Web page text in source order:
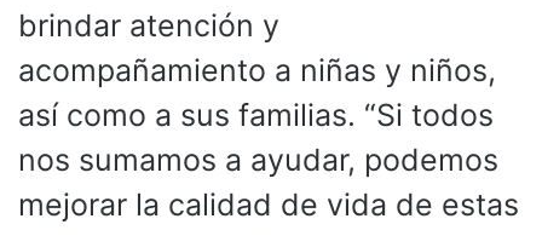
brindar atención y
acompañamiento a niñas y niños,
así como a sus familias. “Si todos
nos sumamos a ayudar, podemos
mejorar la calidad de vida de estas